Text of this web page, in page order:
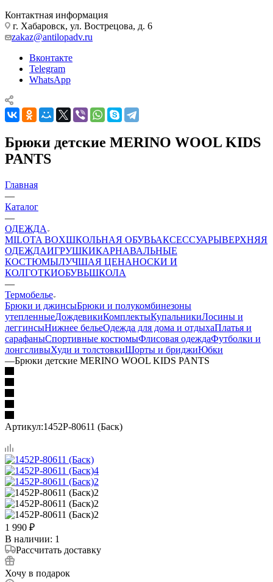
Контактная информация
г. Хабаровск, ул. Вострецова, д. 6
zakaz@antilopadv.ru
Вконтакте
Telegram
WhatsApp
Брюки детские MERINO WOOL KIDS
PANTS
Главная
—
Каталог
—
ОДЕЖДА
MILOTA BOXШКОЛЬНАЯ ОБУВЬАКСЕССУАРЫВЕРХНЯЯ
ОДЕЖДАИГРУШКИКАРНАВАЛЬНЫЕ
КОСТЮМЫЛУЧШАЯ ЦЕНАНОСКИ И
КОЛГОТКИОБУВЬШКОЛА
—
Термобелье
Брюки и джинсыБрюки и полукомбинезоны
утепленныеДождевикиКомплектыКупальникиЛосины и
леггинсыНижнее бельеОдежда для дома и отдыхаПлатья и
сарафаныСпортивные костюмыФлисовая одеждаФутболки и
лонгсливыХуди и толстовкиШорты и бриджиЮбки
—Брюки детские MERINO WOOL KIDS PANTS
Артикул:1452P-80611 (Баск)
1 990 ₽
В наличии: 1
Рассчитать доставку
Хочу в подарок